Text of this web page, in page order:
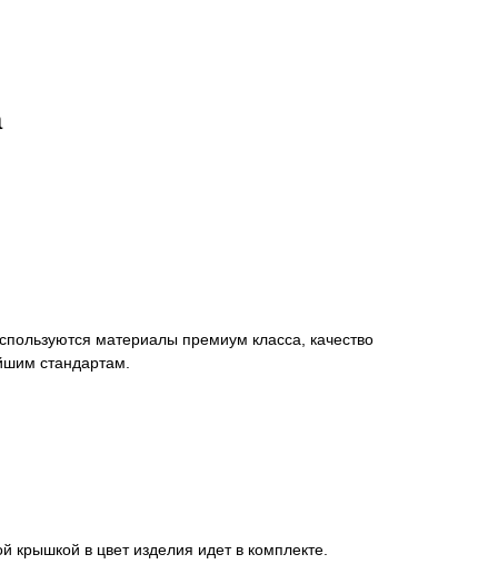
материалы премиум класса, качество
стандартам.
крышкой в цвет изделия идет в комплекте.